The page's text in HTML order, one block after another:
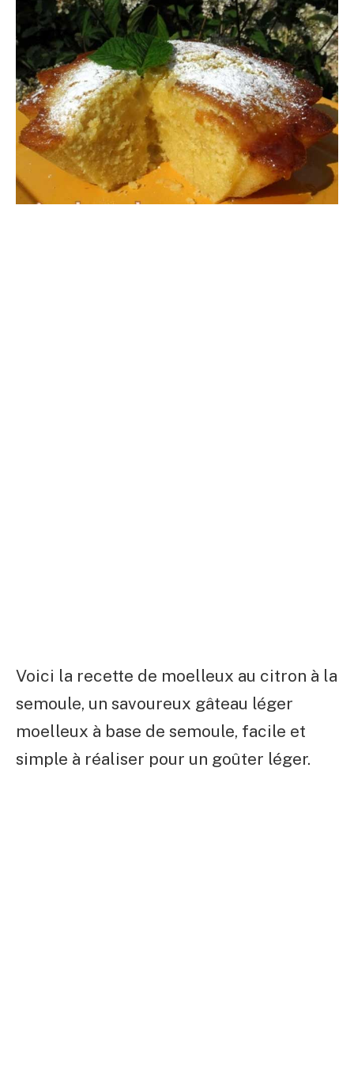
Voici la recette de moelleux au citron à la
semoule, un savoureux gâteau léger
moelleux à base de semoule, facile et
simple à réaliser pour un goûter léger.